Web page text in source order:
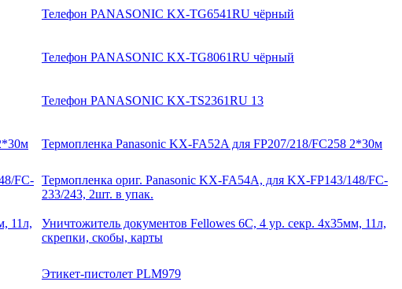
Телефон PANASONIC KX-TG6541RU чёрный
Телефон PANASONIC KX-TG8061RU чёрный
Телефон PANASONIC KX-TS2361RU 13
Термопленка Panasonic KX-FA52A для FP207/218/FC258 2*30м
Термопленка ориг. Panasonic KX-FA54A, для KX-FР143/148/FC-
233/243, 2шт. в упак.
Уничтожитель документов Fellowes 6C, 4 ур. секр. 4х35мм, 11л,
скрепки, скобы, карты
Этикет-пистолет PLM979